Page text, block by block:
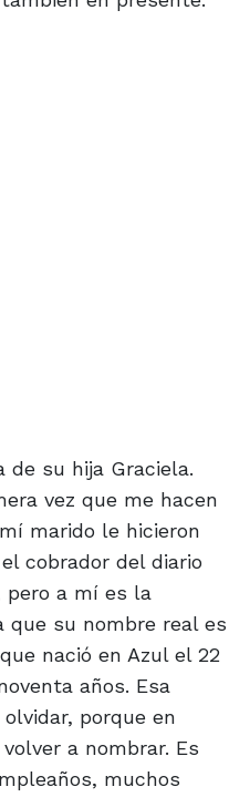
de su hija Graciela.
vez que me hacen
marido le hicieron
cobrador del diario
pero a mí es la
que su nombre real es
nació en Azul el 22
años. Esa
porque en
a nombrar. Es
muchos